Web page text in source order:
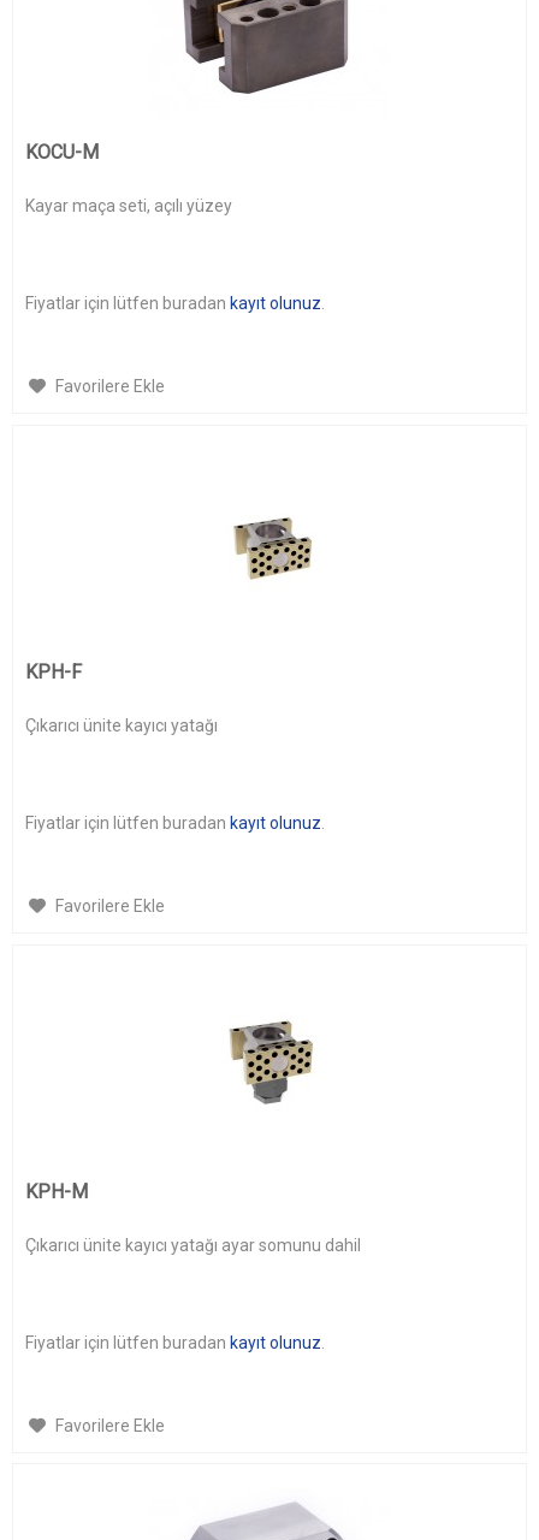
KOCU-M
Kayar maça seti, açılı yüzey
Fiyatlar için lütfen buradan kayıt olunuz.
Favorilere Ekle
KPH-F
Çıkarıcı ünite kayıcı yatağı
Fiyatlar için lütfen buradan kayıt olunuz
Favorilere Ekle
KPH-M
Çıkarıcı ünite kayıcı yatağı ayar somunu dahil
Fiyatlar için lütfen buradan kayıt olunuz
Favorilere Ekle